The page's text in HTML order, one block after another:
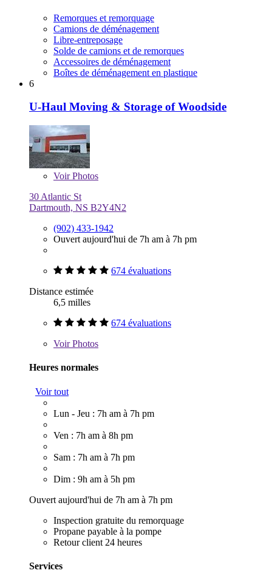
Remorques et remorquage
Camions de déménagement
Libre-entreposage
Solde de camions et de remorques
Accessoires de déménagement
Boîtes de déménagement en plastique
6
U-Haul Moving & Storage of Woodside
VoirPhotos
30 Atlantic St
Dartmouth, NS B2Y4N2
(902) 433-1942
Ouvert aujourd'hui de 7h am à 7h pm
674 évaluations
Distance estimée
6,5 milles
674 évaluations
VoirPhotos
Heures normales
Voir tout
Lun - Jeu : 7h am à 7h pm
Ven : 7h am à 8h pm
Sam : 7h am à 7h pm
Dim : 9h am à 5h pm
Ouvert aujourd'hui de 7h am à 7h pm
Inspection gratuite du remorquage
Propane payable à la pompe
Retour client 24 heures
Services